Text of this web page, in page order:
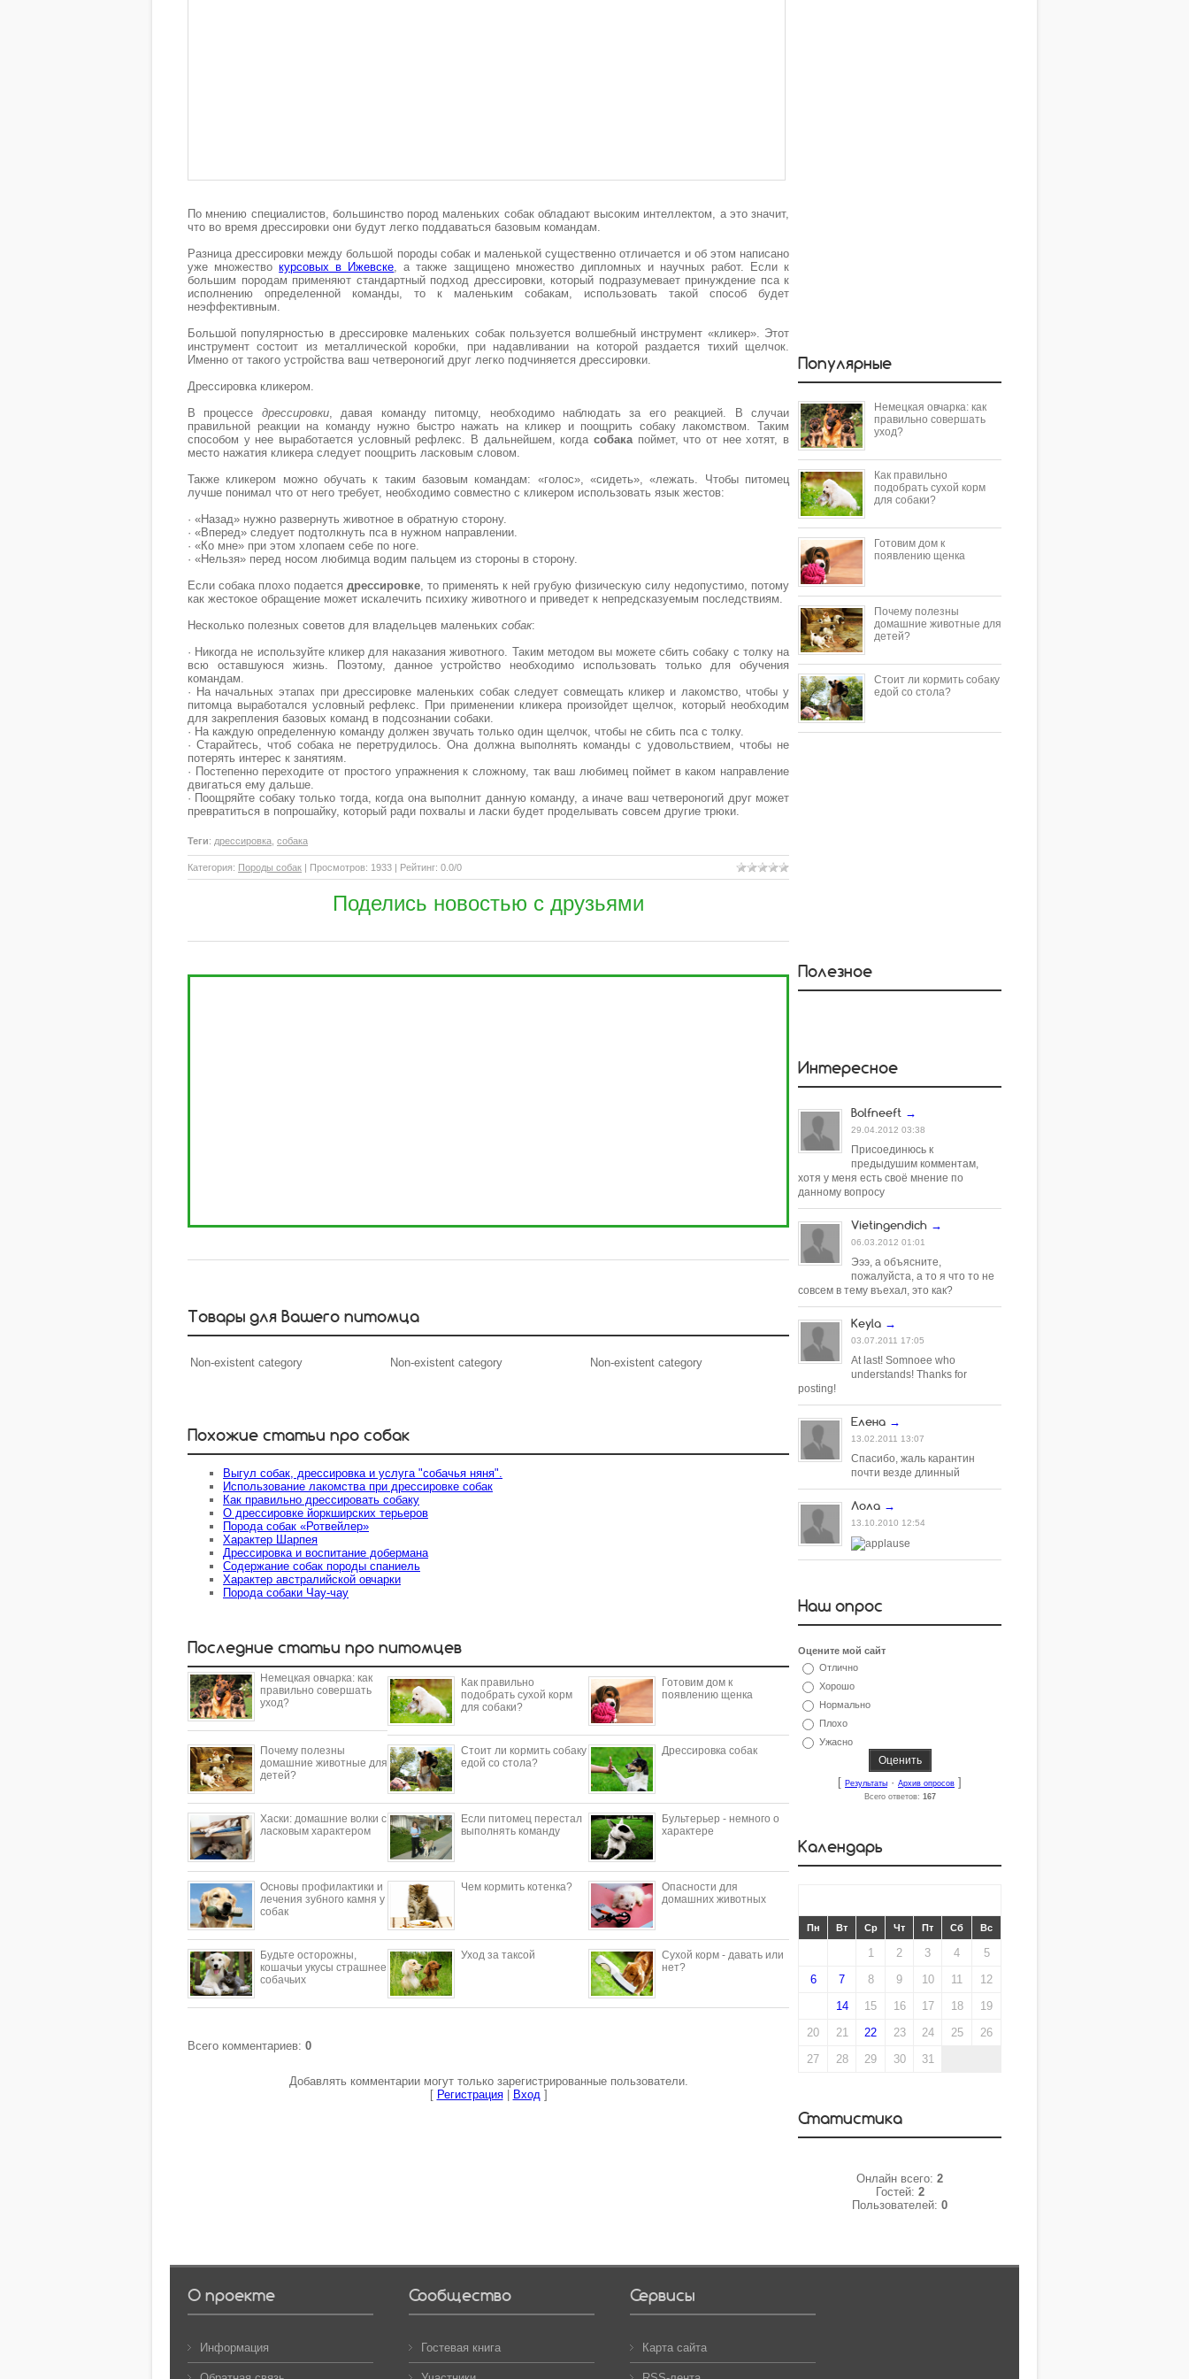
По мнению специалистов, большинство пород маленьких собак обладают высоким интеллектом, а это значит,
что во время дрессировки они будут легко поддаваться базовым командам.
Разница дрессировки между большой породы собак и маленькой существенно отличается и об этом написано
уже множествокурсовых в Ижевске, а также защищено множество дипломных и научных работ. Если к
большим породам применяют стандартный подход дрессировки, который подразумевает принуждение пса к
исполнению определенной команды, то к маленьким собакам, использовать такой способ будет
неэффективным.
Большой популярностью в дрессировке маленьких собак пользуется волшебный инструмент «кликер». Этот
инструмент состоит из металлической коробки, при надавливании на которой раздается тихий щелчок.
Именно от такого устройства ваш четвероногий друг легко подчиняется дрессировки.
Дрессировка кликером.
В процессе дрессировки, давая команду питомцу, необходимо наблюдать за его реакцией. В случаи
правильной реакции на команду нужно быстро нажать на кликер и поощрить собаку лакомством. Таким
способом у нее выработается условный рефлекс. В дальнейшем, когда собакапоймет, что от нее хотят, в
место нажатия кликера следует поощрить ласковым словом.
Также кликером можно обучать к таким базовым командам: «голос», «сидеть», «лежать. Чтобы питомец
лучше понимал что от него требует, необходимо совместно с кликером использовать язык жестов:
· «Назад» нужно развернуть животное в обратную сторону.
· «Вперед» следует подтолкнуть пса в нужном направлении.
· «Ко мне» при этом хлопаем себе по ноге.
· «Нельзя» перед носом любимца водим пальцем из стороны в сторону.
Если собака плохо подается дрессировке, то применять к ней грубую физическую силу недопустимо, потому
как жестокое обращение может искалечить психику животного и приведет к непредсказуемым последствиям.
Несколько полезных советов для владельцев маленьких собак:
· Никогда не используйте кликер для наказания животного. Таким методом вы можете сбить собаку с толку на
всю оставшуюся жизнь. Поэтому, данное устройство необходимо использовать только для обучения
командам.
· На начальных этапах при дрессировке маленьких собак следует совмещать кликер и лакомство, чтобы у
питомца выработался условный рефлекс. При применении кликера произойдет щелчок, который необходим
для закрепления базовых команд в подсознании собаки.
· На каждую определенную команду должен звучать только один щелчок, чтобы не сбить пса с толку.
· Старайтесь, чтоб собака не перетрудилось. Она должна выполнять команды с удовольствием, чтобы не
потерять интерес к занятиям.
· Постепенно переходите от простого упражнения к сложному, так ваш любимец поймет в каком направление
двигаться ему дальше.
· Поощряйте собаку только тогда, когда она выполнит данную команду, а иначе ваш четвероногий друг может
превратиться в попрошайку, который ради похвалы и ласки будет проделывать совсем другие трюки.
Теги: дрессировка собака
Категория: Породы собак | Просмотров: 1933 | Рейтинг: 0.0/0
Поделись новостью с друзьями
Товары для Вашего питомца
Non-existent category Non-existent category Non-existent category
Похожие статьи про собак
Выгул собак, дрессировка и услуга "собачья няня".
Использование лакомства при дрессировке собак
Как правильно дрессировать собаку
О дрессировке йоркширских терьеров
Порода собак «Ротвейлер»
Характер Шарпея
Дрессировка и воспитание добермана
Содержание собак породы спаниель
Характер австралийской овчарки
Порода собаки Чау-чау
Последние статьи про питомцев
Немецкая овчарка: как
правильно совершать
уход?
Как правильно
подобрать сухой корм
для собаки?
Готовим дом к
появлению щенка
Почему полезны
домашние животные для
детей?
Стоит ли кормить собаку
едой со стола?
Дрессировка собак
​Хаски: домашние волки с
ласковым характером
Если питомец перестал
выполнять команду
Бультерьер - немного о
характере
Основы профилактики и
лечения зубного камня у
собак
Чем кормить котенка?
Опасности для
домашних животных
Будьте осторожны,
кошачьи укусы страшнее
собачьих
Уход за таксой
Сухой корм - давать или
нет?
Всего комментариев: 0
Добавлять комментарии могут только зарегистрированные пользователи.
[ Регистрация| Вход ]
Популярные
Немецкая овчарка: как
правильно совершать
уход?
Как правильно
подобрать сухой корм
для собаки?
Готовим дом к
появлению щенка
Почему полезны
домашние животные для
детей?
Стоит ли кормить собаку
едой со стола?
Полезное
Интересное
Bolfneeft →
29.04.2012 03:38
Присоединюсь к
предыдушим комментам,
хотя у меня есть своё мнение по
данному вопросу
Vietingendich →
06.03.2012 01:01
Эээ, а объясните,
пожалуйста, а то я что то не
совсем в тему въехал, это как?
Keyla →
03.07.2011 17:05
At last! Somnoee who
understands! Thanks for
posting!
Елена →
13.02.2011 13:07
Спасибо, жаль карантин
почти везде длинный
Лола →
13.10.2010 12:54
Наш опрос
Оцените мой сайт
Отлично
Хорошо
Нормально
Плохо
Ужасно
[ Результаты · Архив опросов ]
Всего ответов: 167
Календарь
Пн Вт Ср Чт Пт Сб Вс
1 2 3 4
5
6
7 8 9 10 11
12
14 15 16 17 18
19
20
21 22 23 24 25
26
27
28 29 30 31
Статистика
Онлайн всего: 2
Гостей: 2
Пользователей: 0
О проекте
Информация
Сообщество
Гостевая книга
Сервисы
Карта сайта